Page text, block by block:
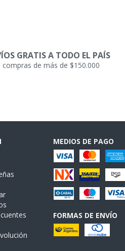
GRATIS A TODO EL PAÍS
compras de más de $150.000
MEDIOS DE PAGO
FORMAS DE ENVÍO